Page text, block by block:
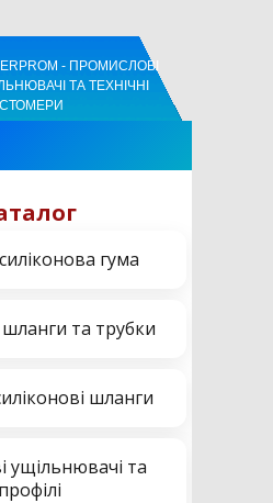
- ПРОМИСЛОВІ
ТА ТЕХНІЧНІ
гума
шланги та трубки
шланги
ущільнювачі та
профілі